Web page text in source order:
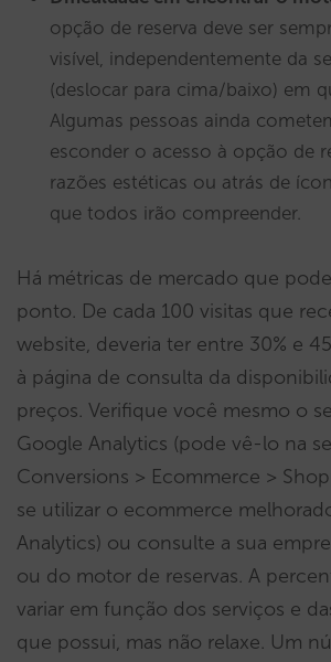
opção de reserva deve ser
visível, independentemente da
(deslocar para cima/baixo) em
Algumas pessoas ainda
esconder o acesso à opção de
razões estéticas ou atrás de
que todos irão compreender.
Há métricas de mercado que
ponto. De cada 100 visitas que
website, deveria ter entre 30% e
à página de consulta da
preços. Verifique você mesmo o
Google Analytics (pode vê-lo na
Conversions > Ecommerce >
se utilizar o ecommerce
Analytics) ou consulte a sua
ou do motor de reservas. A
variar em função dos serviços e
que possui, mas não relaxe. Um